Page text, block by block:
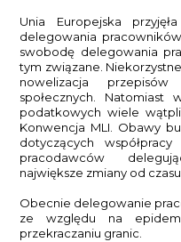
Unia Europejska
delegowania
swobodę delegowania
tym związane.
nowelizacja
społecznych. Natomiast
podatkowych wiele
Konwencja MLI. Obawy
dotyczących
pracodawców
największe zmiany od
Obecnie delegowanie
ze względu na
przekraczaniu granic.